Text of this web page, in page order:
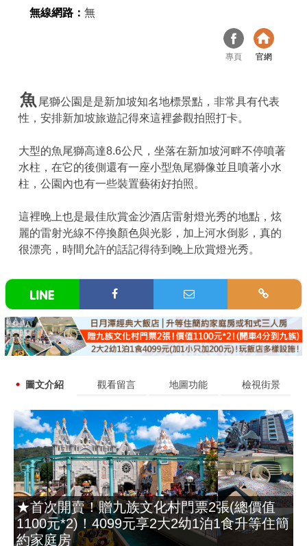
無線網路： 無
專頁 官網
魚 尾獅公園是是新加坡知名地標景點，非常具有代表
性，安排新加坡旅遊記得來這裡參觀拍照打卡。
大型的魚尾獅高達8.6公尺，坐落在新加坡河畔不停噴著
水柱，在它的後側還有一座小型魚尾獅像並且噴著小水
柱，公園內也有一些裝置藝術好拍照。
這裡晚上也是最佳欣賞金沙酒店雷射燈光秀的地點，炫
麗的雷射光線不停換顏色與光影，加上河水倒影，真的
很漂亮，時間允許的話記得待到晚上欣賞燈光秀。
圖文介紹 觀看留言 地圖功能 檢視街景
★首次開賣！贈九族文化村門票2張(總價值
1100元*2)！4099元享2大2幼1泊1食升等住簡
約家庭房